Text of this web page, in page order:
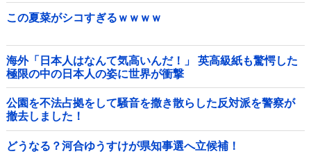
この夏菜がシコすぎるｗｗｗｗ
海外「日本人はなんて気高いんだ！」 英高級紙も驚愕した
極限の中の日本人の姿に世界が衝撃
公園を不法占拠をして騒音を撒き散らした反対派を警察が
撤去しました！
どうなる？河合ゆうすけが県知事選へ立候補！